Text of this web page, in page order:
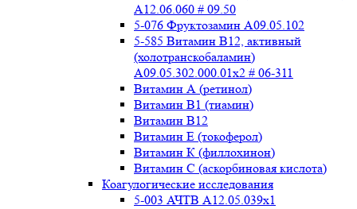
A12.06.060 # 09.50
5-076 Фруктозамин A09.05.102
5-585 Витамин B12, активный
(холотранскобаламин)
A09.05.302.000.01x2 # 06-311
Витамин А (ретинол)
Витамин В1 (тиамин)
Витамин В12
Витамин Е (токоферол)
Витамин К (филлохинон)
Витамин С (аскорбиновая кислота)
Коагулогические исследования
5-003 АЧТВ А12.05.039x1